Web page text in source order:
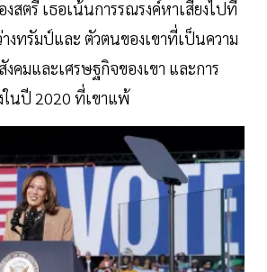
สตรี เธอเน้นการรณรงค์หาเสียงไปที่
งทรัมป์และ ตัวตนของเขาที่เป็นความ
งคมและเศรษฐกิจของเขา และการ
ในปี 2020 ที่เขาแพ้